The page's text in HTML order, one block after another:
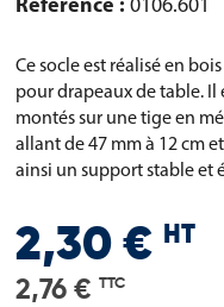
Ce socle est réalisé en
pour drapeaux de table.
montés sur une tige en
allant de 47 mm à 12 cm
ainsi un support stable et
2,30 € HT
2,76 € TTC